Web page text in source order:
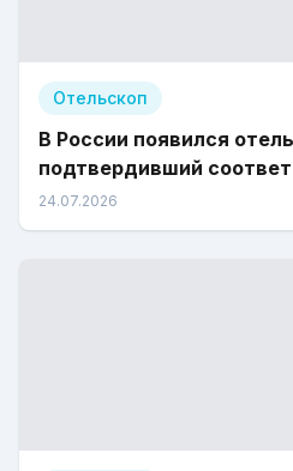
Отельскоп
В России появился
подтвердивший
«Зеленый отель»
24.07.2026